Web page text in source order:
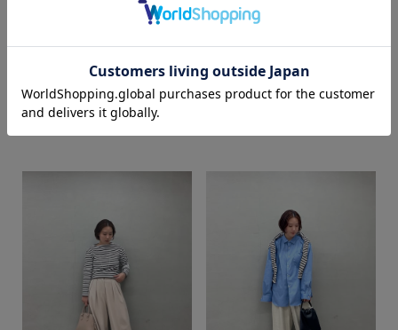
通常商品 予約商品
セール価格 WEB限定
sayaka
SUPER SHOP 鳥取店
mai